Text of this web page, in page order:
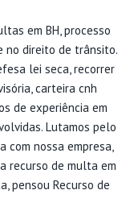
em BH, processo
no direito de trânsito.
lei seca, recorrer
carteira cnh
de experiência em
Lutamos pelo
com nossa empresa,
recurso de multa em
pensou Recurso de